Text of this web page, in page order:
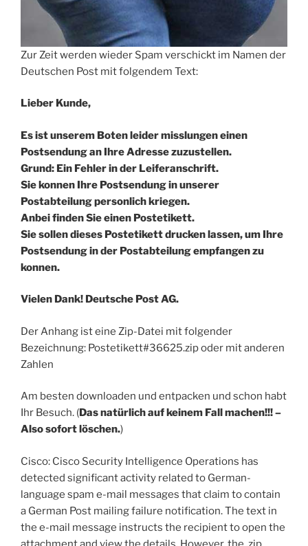
Zur Zeit werden wieder Spam verschickt im Namen der
Deutschen Post mit folgendem Text:
Lieber Kunde,
Es ist unserem Boten leider misslungen einen
Postsendung an Ihre Adresse zuzustellen.
Grund: Ein Fehler in der Leiferanschrift.
Sie konnen Ihre Postsendung in unserer
Postabteilung personlich kriegen.
Anbei finden Sie einen Postetikett.
Sie sollen dieses Postetikett drucken lassen, um Ihre
Postsendung in der Postabteilung empfangen zu
konnen.
Vielen Dank! Deutsche Post AG.
Der Anhang ist eine Zip-Datei mit folgender
Bezeichnung: Postetikett#36625.zip oder mit anderen
Zahlen
Am besten downloaden und entpacken und schon habt
Ihr Besuch. (Das natürlich auf keinem Fall machen!!! –
Also sofort löschen.)
Cisco: Cisco Security Intelligence Operations has
detected significant activity related to German-
language spam e-mail messages that claim to contain
a German Post mailing failure notification. The text in
the e-mail message instructs the recipient to open the